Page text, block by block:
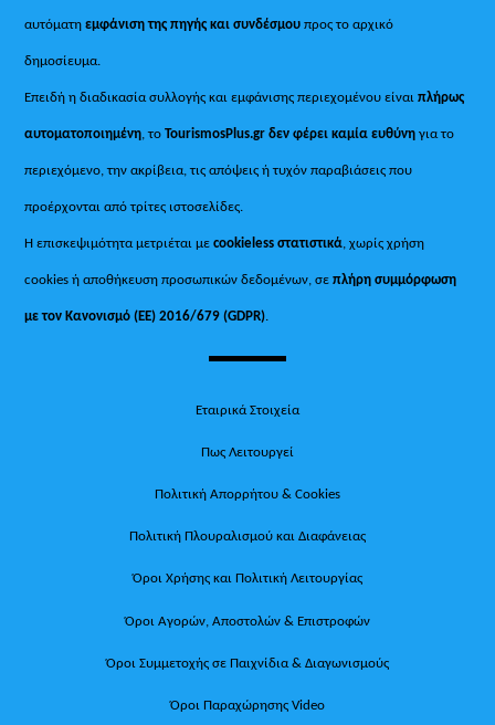
αυτόματηεμφάνιση της πηγής και συνδέσμου προς το αρχικό
δημοσίευμα.
Επειδή η διαδικασία συλλογής και εμφάνισης περιεχομένου είναιπλήρως
αυτοματοποιημένη, τοTourismosPlus.gr δεν φέρει καμία ευθύνη για το
περιεχόμενο, την ακρίβεια, τις απόψεις ή τυχόν παραβιάσεις που
προέρχονται από τρίτες ιστοσελίδες.
Η επισκεψιμότητα μετριέται μεcookieless στατιστικά, χωρίς χρήση
cookies ή αποθήκευση προσωπικών δεδομένων, σεπλήρη συμμόρφωση
με τον Κανονισμό (ΕΕ) 2016/679 (GDPR).
Εταιρικά Στοιχεία
Πως Λειτουργεί
Πολιτική Απορρήτου & Cookies
Πολιτική Πλουραλισμού και Διαφάνειας
Όροι Χρήσης και Πολιτική Λειτουργίας
Όροι Αγορών, Αποστολών & Επιστροφών
Όροι Συμμετοχής σε Παιχνίδια & Διαγωνισμούς
Όροι Παραχώρησης Video